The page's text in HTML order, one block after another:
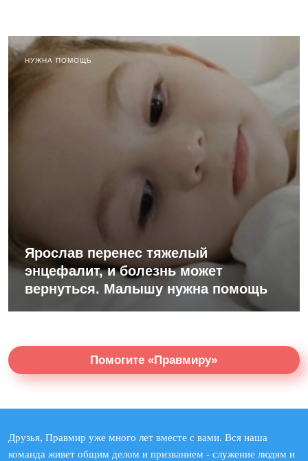
НУЖНА ПОМОЩЬ
Ярослав перенес тяжелый
энцефалит, и болезнь может
вернуться. Малышу нужна помощь
Помогите «Правмиру»
Друзья, Правмир уже много лет вместе с вами. Вся наша
команда живет общим делом и призванием - служение людям и